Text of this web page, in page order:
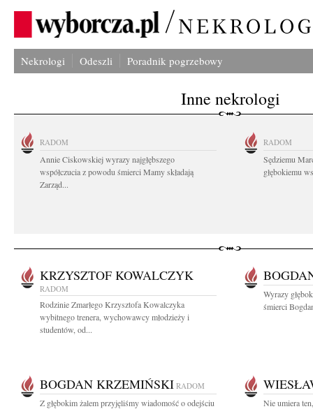
Nekrologi Odeszli Poradnik pogrzebowy
Inne nekrologi
RADOM
Annie Ciskowskiej wyrazy najgłębszego
współczucia z powodu śmierci Mamy składają
Zarząd...
RADOM
Sędziemu
głębokiemu
KRZYSZTOF KOWALCZYK
RADOM
Rodzinie Zmarłego Krzysztofa Kowalczyka
wybitnego trenera, wychowawcy młodzieży i
studentów, od...
Wyrazy
śmierci
BOGDAN KRZEMIŃSKI RADOM
Z głębokim żalem przyjęliśmy wiadomość o odejściu
Nie umiera